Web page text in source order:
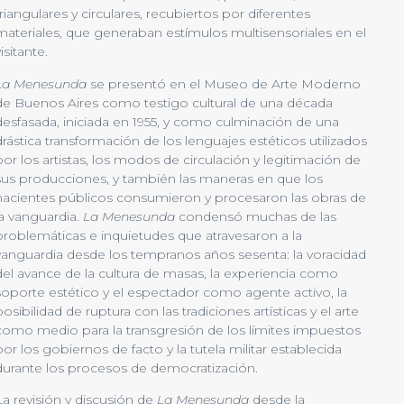
y circulares, recubiertos por diferentes
que generaban estímulos multisensoriales en el
Menesunda se presentó en el Museo de Arte Moderno
Buenos Aires como testigo cultural de una década
iniciada en 1955, y como culminación de una
transformación de los lenguajes estéticos utilizados
los artistas, los modos de circulación y legitimación de
producciones, y también las maneras en que los
públicos consumieron y procesaron las obras de
vanguardia. La Menesunda condensó muchas de las
e inquietudes que atravesaron a la
desde los tempranos años sesenta: la voracidad
avance de la cultura de masas, la experiencia como
estético y el espectador como agente activo, la
de ruptura con las tradiciones artísticas y el arte
medio para la transgresión de los límites impuestos
los gobiernos de facto y la tutela militar establecida
los procesos de democratización.
revisión y discusión de La Menesundadesde la